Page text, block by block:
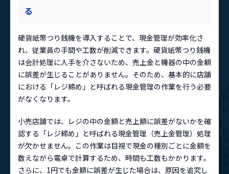
る
硬貨紙幣つり銭機を導入することで、現金管理が効率化さ
れ、従業員の手間や工数が削減できます。硬貨紙幣つり銭機
は会計処理に人手を介さないため、売上金と機器の中の金額
に誤差が生じることがありません。そのため、基本的に店舗
における「レジ締め」と呼ばれる現金管理の作業を行う必要
がなくなります。
小売店舗では、レジの中の金額と売上額に誤差がないかを確
認する「レジ締め」と呼ばれる現金管理（売上金管理）処理
が欠かせません。この作業は目視で現金の種別ごとに金額を
数えながら電卓で計算するため、時間も工数もかかります。
さらに、1円でも金額に誤差が生じた場合は、原因を追究し